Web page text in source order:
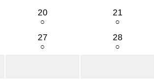
20
○
21
○
27
○
28
○